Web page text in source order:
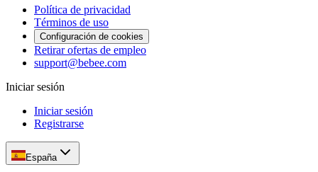
Política de privacidad
Términos de uso
Configuración de cookies
Retirar ofertas de empleo
support@bebee.com
Iniciar sesión
Iniciar sesión
Registrarse
España